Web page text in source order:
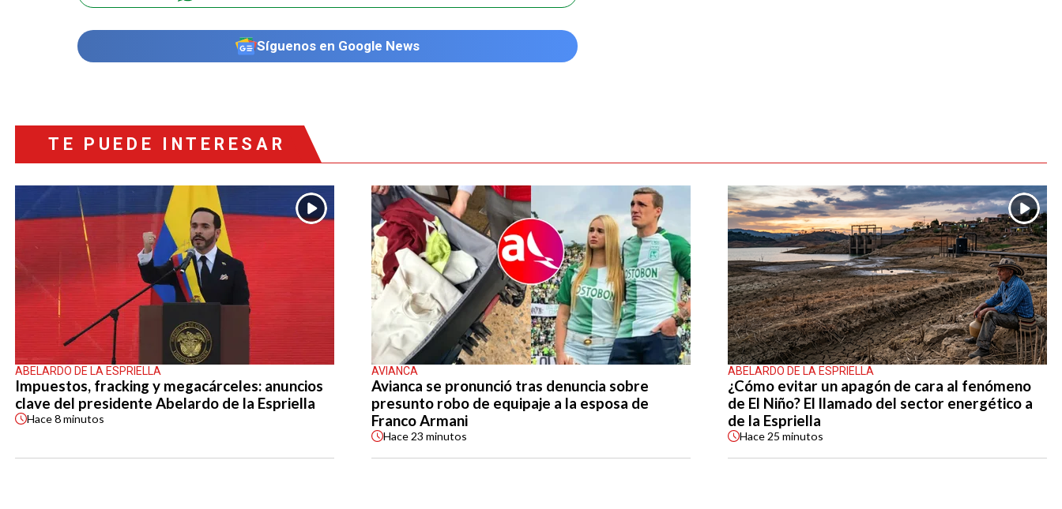
Síguenos en Google News
TE PUEDE INTERESAR
ABELARDO DE LA ESPRIELLA
Impuestos, fracking y megacárceles: anuncios
clave del presidente Abelardo de la Espriella
Hace8 minutos
AVIANCA
Avianca se pronunció tras denuncia sobre
presunto robo de equipaje a la esposa de
Franco Armani
Hace23 minutos
ABELARDO DE LA ESPRIELLA
¿Cómo evitar un apagón de cara al fenómeno
de El Niño? El llamado del sector energético a
de la Espriella
Hace25 minutos